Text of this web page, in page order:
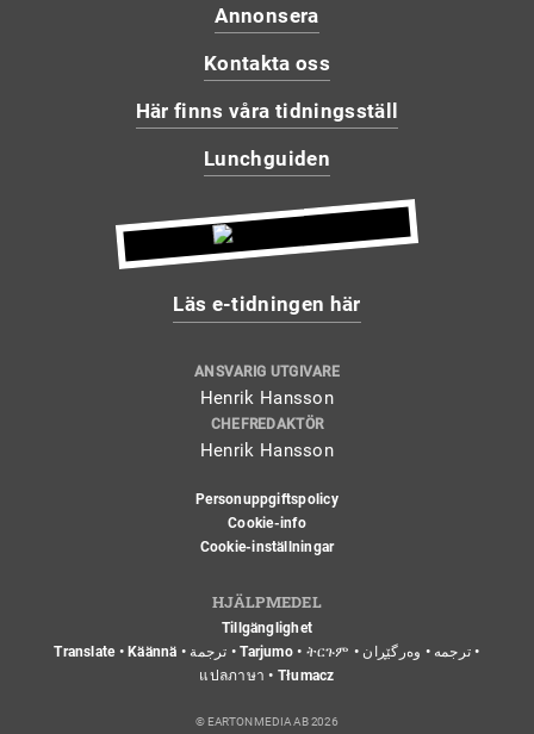
Annonsera
Kontakta oss
Här finns våra tidningsställ
Lunchguiden
Läs e-tidningen här
ANSVARIG UTGIVARE
Henrik Hansson
CHEFREDAKTÖR
Henrik Hansson
Personuppgiftspolicy
Cookie-info
Cookie-inställningar
HJÄLPMEDEL
Tillgänglighet
Translate • Käännä • ترجمة • Tarjumo • ትርጉም • ترجمه • وەرگێڕان •
แปลภาษา • Tłumacz
© EARTON MEDIA AB 2026